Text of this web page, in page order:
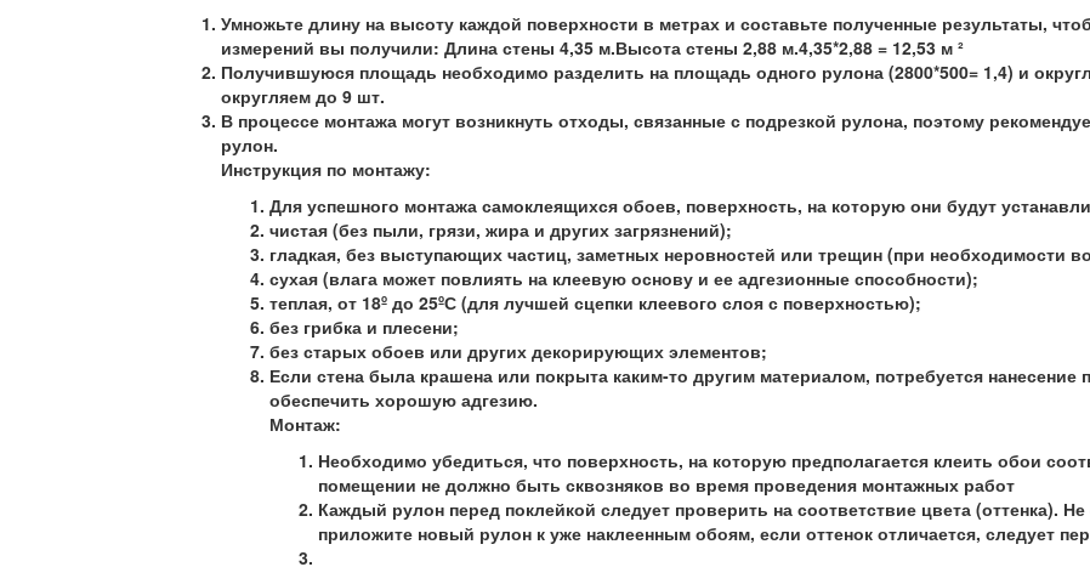
Умножьте длину на высоту каждой поверхности в метрах и составьте полученные результаты,
измерений вы получили: Длина стены 4,35 м.Высота стены 2,88 м.4,35*2,88 = 12,53 м ²
Получившуюся площадь необходимо разделить на площадь одного рулона (2800*500= 1,4) и
округляем до 9 шт.
В процессе монтажа могут возникнуть отходы, связанные с подрезкой рулона, поэтому
рулон.
Инструкция по монтажу:
Для успешного монтажа самоклеящихся обоев, поверхность, на которую они будут
чистая (без пыли, грязи, жира и других загрязнений);
гладкая, без выступающих частиц, заметных неровностей или трещин (при необходимости
сухая (влага может повлиять на клеевую основу и ее адгезионные способности);
теплая, от 18º до 25ºС (для лучшей сцепки клеевого слоя с поверхностью);
без грибка и плесени;
без старых обоев или других декорирующих элементов;
Если стена была крашена или покрыта каким-то другим материалом, потребуется нанесение
обеспечить хорошую адгезию.
Монтаж:
Необходимо убедиться, что поверхность, на которую предполагается клеить обои
помещении не должно быть сквозняков во время проведения монтажных работ
Каждый рулон перед поклейкой следует проверить на соответствие цвета (оттенка).
приложите новый рулон к уже наклеенным обоям, если оттенок отличается, следует